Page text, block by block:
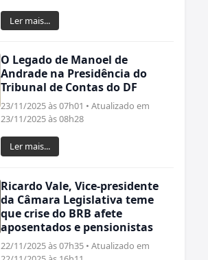
Ler mais...
O Legado de Manoel de
Andrade na Presidência do
Tribunal de Contas do DF
23/11/2025 às 07h01 • Atualizado em
23/11/2025 às 08h28
Ler mais...
Ricardo Vale, Vice-presidente
da Câmara Legislativa teme
que crise do BRB afete
aposentados e pensionistas
22/11/2025 às 07h35 • Atualizado em